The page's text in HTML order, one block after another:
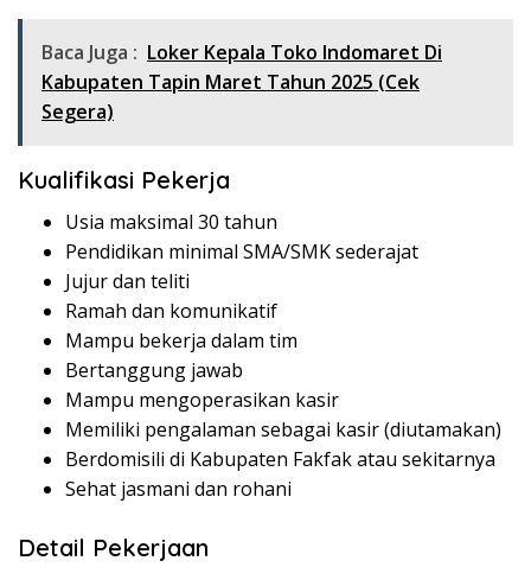
Baca Juga : Loker Kepala Toko Indomaret Di
Kabupaten Tapin Maret Tahun 2025 (Cek
Segera)
Kualifikasi Pekerja
Usia maksimal 30 tahun
Pendidikan minimal SMA/SMK sederajat
Jujur dan teliti
Ramah dan komunikatif
Mampu bekerja dalam tim
Bertanggung jawab
Mampu mengoperasikan kasir
Memiliki pengalaman sebagai kasir (diutamakan)
Berdomisili di Kabupaten Fakfak atau sekitarnya
Sehat jasmani dan rohani
Detail Pekerjaan